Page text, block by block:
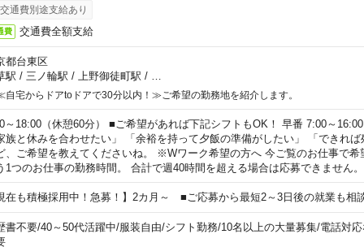
交通費別途支給あり
費 交通費全額支給
都台東区
駅 / 三ノ輪駅 / 上野御徒町駅 /
宅からドアtoドアで30分以内！≫ご希望の勤務地を紹介します。
～18:00（休憩60分） ■ご希望があれば下記シフトもOK！ 早番 7:00～
族と休みを合わせたい」 「余裕を持って夕飯の準備がしたい」 「できれ
、ご希望を教えてくださいね。 ※Wワーク希望の方へ 今ご覧のお仕事で希
1つのお仕事の勤務時間。 合計で週40時間を超える場合は応募できません。
在も積極採用中！急募！】2カ月～ ■ご応募から最短2～3日後の就業も相
書不要/40～50代活躍中/服装自由/シフト勤務/10名以上の大量募集/電話対